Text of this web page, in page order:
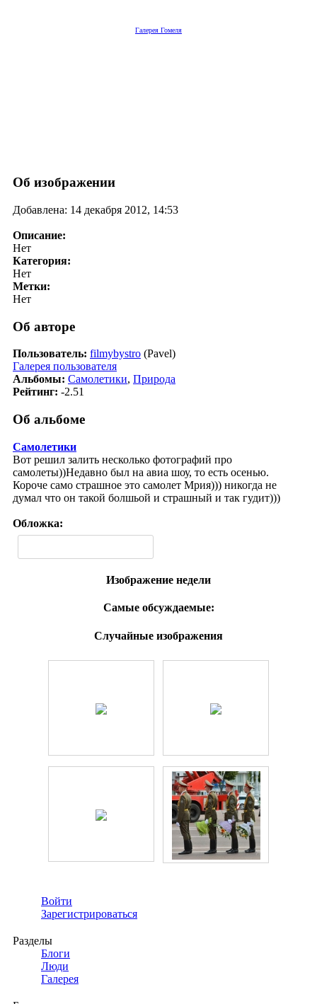
Галерея Гомеля
Об изображении
Добавлена: 14 декабря 2012, 14:53
Описание:
Нет
Категория:
Нет
Метки:
Нет
Об авторе
Пользователь: filmybystro (Pavel)
Галерея пользователя
Альбомы: Самолетики, Природа
Рейтинг: -2.51
Об альбоме
Самолетики
Вот решил залить несколько фотографий про
самолеты))Недавно был на авиа шоу, то есть осенью.
Короче само страшное это самолет Мрия))) никогда не
думал что он такой болшьой и страшный и так гудит)))
Обложка:
Изображение недели
Самые обсуждаемые:
Случайные изображения
Войти
Зарегистрироваться
Разделы
Блоги
Люди
Галерея